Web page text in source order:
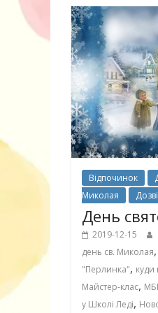
Відпочинок
Миколая
День
2019-12-15
день св. Миколая,
"Перлинка", куди
Майстер-клас,
у Школі Леді,